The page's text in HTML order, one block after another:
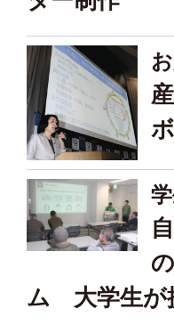
ム 大学生が